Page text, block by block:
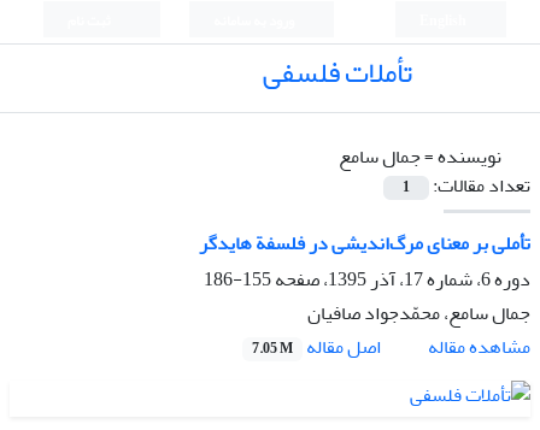
تأملات فلسفی
نویسنده =جمال سامع
تعداد مقالات:
1
تأملی بر معنای مرگ‌اندیشی در فلسفة هایدگر
دوره 6، شماره 17، آذر 1395، صفحه
155-186
جمال سامع، محمّدجواد صافیان
مشاهده مقاله
اصل مقاله 7.05 M